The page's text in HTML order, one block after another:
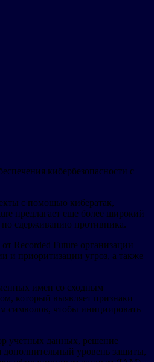
кибербезопасности с
с помощью кибератак,
предлагает еще более широкий
по сдерживанию противника.
Recorded Future организации
и приоритизации угроз, а также
имен со сходным
который выявляет признаки
символов, чтобы инициировать
учетных данных, решение
дополнительный уровень защиты,